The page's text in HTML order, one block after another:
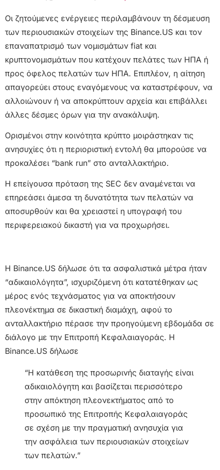
Οι ζητούμενες ενέργειες περιλαμβάνουν τη δέσμευση
των περιουσιακών στοιχείων της Binance.US και τον
επαναπατρισμό των νομισμάτων fiat και
κρυπτονομισμάτων που κατέχουν πελάτες των ΗΠΑ ή
προς όφελος πελατών των ΗΠΑ. Επιπλέον, η αίτηση
απαγορεύει στους εναγόμενους να καταστρέφουν, να
αλλοιώνουν ή να αποκρύπτουν αρχεία και επιβάλλει
άλλες δέσμες όρων για την ανακάλυψη.
Ορισμένοι στην κοινότητα κρύπτο μοιράστηκαν τις
ανησυχίες ότι η περιοριστική εντολή θα μπορούσε να
προκαλέσει “bank run” στο ανταλλακτήριο.
Η επείγουσα πρόταση της SEC δεν αναμένεται να
επηρεάσει άμεσα τη δυνατότητα των πελατών να
αποσυρθούν και θα χρειαστεί η υπογραφή του
περιφερειακού δικαστή για να προχωρήσει.
Η Binance.US δήλωσε ότι τα ασφαλιστικά μέτρα ήταν
“αδικαιολόγητα”, ισχυριζόμενη ότι κατατέθηκαν ως
μέρος ενός τεχνάσματος για να αποκτήσουν
πλεονέκτημα σε δικαστική διαμάχη, αφού το
ανταλλακτήριο πέρασε την προηγούμενη εβδομάδα σε
διάλογο με την Επιτροπή Κεφαλαιαγοράς. Η
Binance.US δήλωσε
“Η κατάθεση της προσωρινής διαταγής είναι
αδικαιολόγητη και βασίζεται περισσότερο
στην απόκτηση πλεονεκτήματος από το
προσωπικό της Επιτροπής Κεφαλαιαγοράς
σε σχέση με την πραγματική ανησυχία για
την ασφάλεια των περιουσιακών στοιχείων
των πελατών.”